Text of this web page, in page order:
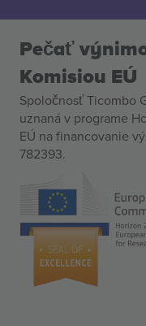
Pečať
Komisiou EÚ
Spoločnosť Ticombo
uznaná v programe
EÚ na financovanie
782393.